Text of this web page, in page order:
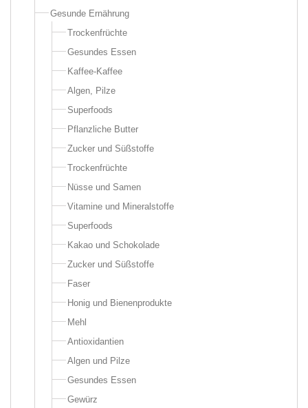
Gesunde Ernährung
Trockenfrüchte
Gesundes Essen
Kaffee-Kaffee
Algen, Pilze
Superfoods
Pflanzliche Butter
Zucker und Süßstoffe
Trockenfrüchte
Nüsse und Samen
Vitamine und Mineralstoffe
Superfoods
Kakao und Schokolade
Zucker und Süßstoffe
Faser
Honig und Bienenprodukte
Mehl
Antioxidantien
Algen und Pilze
Gesundes Essen
Gewürz